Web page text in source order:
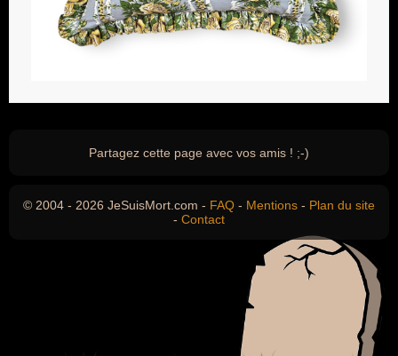
Partagez cette page avec vos amis ! ;-)
© 2004 - 2026 JeSuisMort.com - FAQ - Mentions - Plan du site
- Contact